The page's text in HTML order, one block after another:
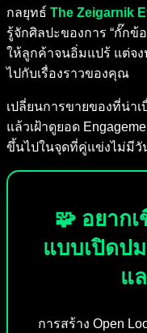
กลยุทธ์ The Zeigarnik
รู้จักศิลปะของการ “กั๊กข้
ให้ลูกค้าจนอิ่มแปร้ แต่จง
ไปกับเรื่องราวของคุณ
เปลี่ยนการขายของที่น่า
แล้วเฝ้าดูยอด
ขึ้นไปในจุดที่คู่แข่งไม่มี
🧩 อยาก
แบบเปิดป
แ
การสร้าง Open